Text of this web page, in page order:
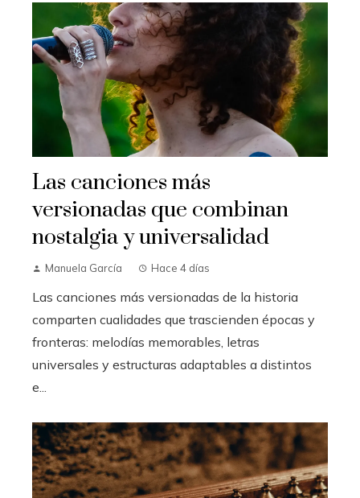
Las canciones más
versionadas que combinan
nostalgia y universalidad
Manuela García Hace 4 días
Las canciones más versionadas de la historia
comparten cualidades que trascienden épocas y
fronteras: melodías memorables, letras
universales y estructuras adaptables a distintos
e...